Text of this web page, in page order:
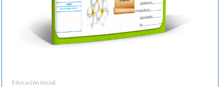
Educación Inicial